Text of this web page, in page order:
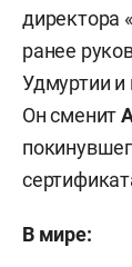
директора
ранее
Удмуртии и
Он сменит
В мире: